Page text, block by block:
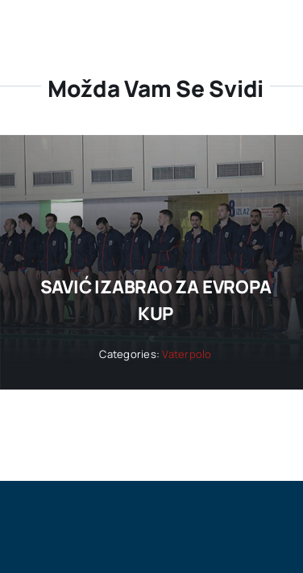
Možda Vam Se Svidi
SAVIĆ IZABRAO ZA EVROPA
KUP
Categories:Vaterpolo